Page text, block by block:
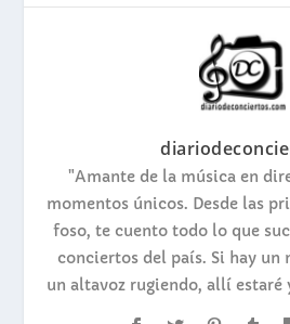
"Amante de la música en
momentos únicos. Desde las
foso, te cuento todo lo que
conciertos del país. Si hay un
un altavoz rugiendo, allí estaré